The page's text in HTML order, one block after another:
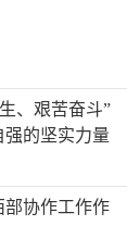
、艰苦奋斗”
的坚实力量
部协作工作作